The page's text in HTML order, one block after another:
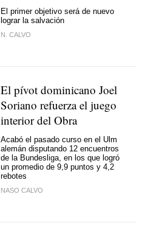
El primer objetivo será de nuevo
lograr la salvación
N. CALVO
El pívot dominicano Joel
Soriano refuerza el juego
interior del Obra
Acabó el pasado curso en el Ulm
alemán disputando 12 encuentros
de la Bundesliga, en los que logró
un promedio de 9,9 puntos y 4,2
rebotes
NASO CALVO